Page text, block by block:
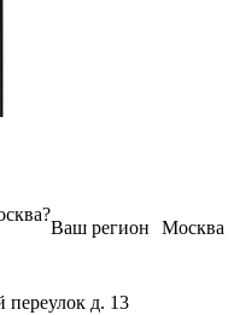
Москва
Ваш регион
?
переулок д. 13